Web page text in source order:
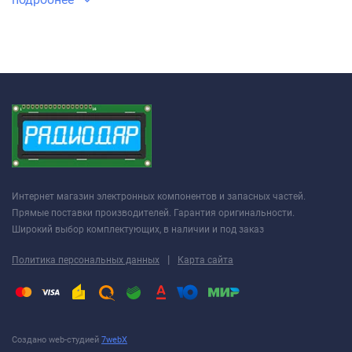
Интернет магазин электронных компонентов и запасных частей.
Прямые поставки производителей. Гарантия оригинальности.
Широкий выбор комплектующих, в наличии и под заказ
Политика персональных данных | Карта сайта
Создано web-студией 7webX